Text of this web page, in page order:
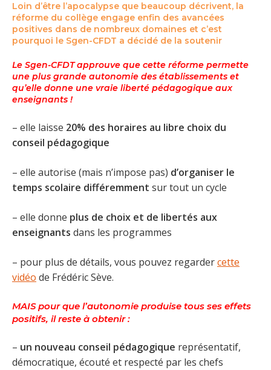
Loin d’être l’apocalypse que beaucoup décrivent, la
réforme du collège engage enfin des avancées
positives dans de nombreux domaines et c’est
pourquoi le Sgen-CFDT a décidé de la soutenir
Le Sgen-CFDT approuve que cette réforme permette
une plus grande autonomie des établissements et
qu’elle donne une vraie liberté pédagogique aux
enseignants !
– elle laisse 20% des horaires au libre choix du
conseil pédagogique
– elle autorise (mais n’impose pas) d’organiser le
temps scolaire différemment sur tout un cycle
– elle donne plus de choix et de libertés aux
enseignants dans les programmes
– pour plus de détails, vous pouvez regardercette
vidéo de Frédéric Sève.
MAISpour que l’autonomie produise tous ses effets
positifs, il reste à obtenir :
– un nouveau conseil pédagogique représentatif,
démocratique, écouté et respecté par les chefs